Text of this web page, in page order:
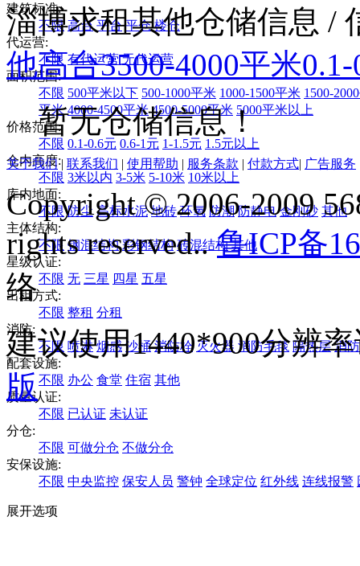
建筑标准:
不限 高台 平台 平仓 楼仓
代运营:
不限 有代运营 无代运营
面积范围:
不限 500平米以下 500-1000平米 1000-1500平米 1500-
平米 4000-4500平米 4500-5000平米 5000平米以上
价格范围:
不限 0.1-0.6元 0.6-1元 1-1.5元 1.5元以上
仓内高度:
不限 3米以内 3-5米 5-10米 10米以上
库内地面:
不限 防尘 高标水泥 地砖 环氧 防潮 防静电 金刚砂 其他
主体结构:
不限 钢混结构 彩钢结构 砖混结构 其他
星级认证:
不限 无 三星 四星 五星
出租方式:
不限 整租 分租
消防:
不限 喷淋 烟感 沙桶 消防栓 灭火器 消防毛毯 隔热层 消
配套设施:
不限 办公 食堂 住宿 其他
质量认证:
不限 已认证 未认证
分仓:
不限 可做分仓 不做分仓
安保设施:
不限 中央监控 保安人员 警钟 全球定位 红外线 连线报警
展开选项
淄博求租其他仓储信息 /
他高台3500-4000平米
暂无仓储信息！
关于我们| 联系我们 | 使用帮助 | 服务条款 | 付款方式| 广告服务
Copyright © 2006-2009
rights reserved..鲁ICP备
络
建议使用1440*900分辨
版